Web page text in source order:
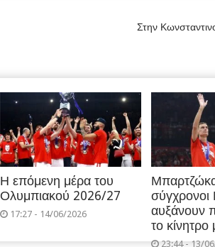
Στην
Η επόμενη μέρα του
Ολυμπιακού 2026/27
17:27 - 14/06/2026
σύγχρονοι
αυξάνουν
το κίνητρο
23:44 - 13/